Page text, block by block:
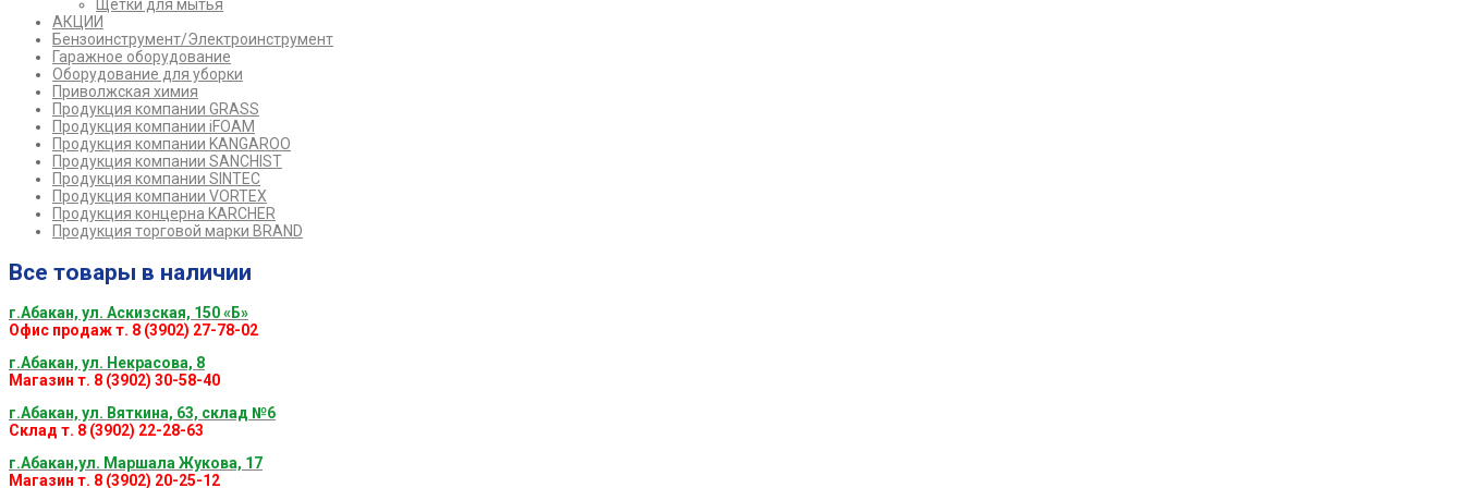
Щетки для мытья
АКЦИИ
Бензоинструмент/Электроинструмент
Гаражное оборудование
Оборудование для уборки
Приволжская химия
Продукция компании GRASS
Продукция компании iFOAM
Продукция компании KANGAROO
Продукция компании SANCHIST
Продукция компании SINTEC
Продукция компании VORTEX
Продукция концерна KARCHER
Продукция торговой марки BRAND
Все товары в наличии
г.Абакан, ул. Аскизская, 150 «Б»
Офис продаж т. 8 (3902) 27-78-02
г.Абакан, ул. Некрасова, 8
Магазин т. 8 (3902) 30-58-40
г.Абакан, ул. Вяткина, 63, склад №6
Склад т. 8 (3902) 22-28-63
г.Абакан,ул. Маршала Жукова, 17
Магазин т. 8 (3902) 20-25-12